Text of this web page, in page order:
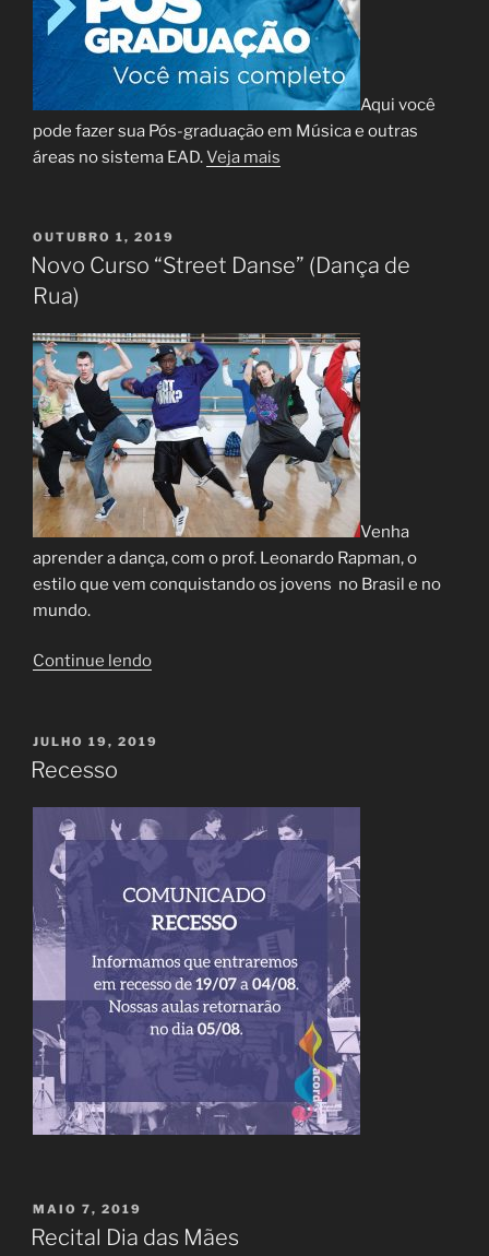
Aqui você
pode fazer sua Pós-graduação em Música e outras
áreas no sistema EAD.Veja mais
PUBLICADO
EM
OUTUBRO 1, 2019
Novo Curso “Street Danse” (Dança de
Rua)
Venha
aprender a dança, com o prof. Leonardo Rapman, o
estilo que vem conquistando os jovens no Brasil e no
mundo.
Continue lendo“Novo
Danse”
Rua)”
PUBLICADO
EM
JULHO 19, 2019
Recesso
PUBLICADO
EM
MAIO 7, 2019
Recital Dia das Mães